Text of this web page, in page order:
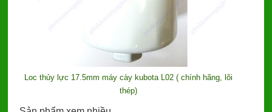
Loc thủy lực 17.5mm máy cày kubota L02 ( chính hãng, lõi
thép)